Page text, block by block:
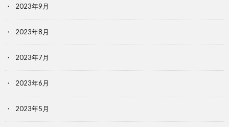
2023年9月
2023年8月
2023年7月
2023年6月
2023年5月